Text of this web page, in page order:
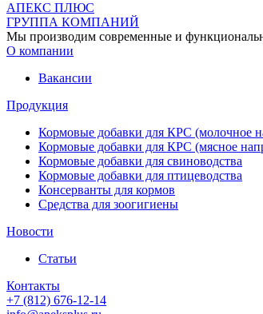
АПЕКС ПЛЮС
ГРУППА КОМПАНИЙ
Мы производим современные и
О компании
Вакансии
Продукция
Кормовые добавки для КРС (молочное
Кормовые добавки для КРС (мясное
Кормовые добавки для свиноводства
Кормовые добавки для птицеводства
Консерванты для кормов
Средства для зоогигиены
Новости
Статьи
Контакты
+7 (812) 676-12-14